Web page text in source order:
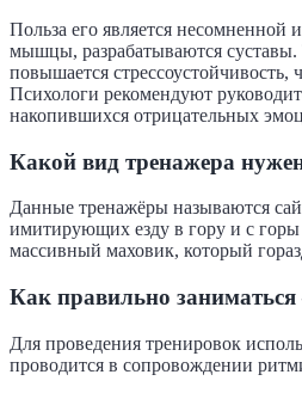
Польза его является несомненной
мышцы, разрабатываются суставы.
повышается
Психологи рекомендуют
накопившихся отрицательных
Какой вид тренажера
Данные тренажёры называются
имитирующих езду в гору и с
массивный маховик, который
Как правильно
Для проведения тренировок
проводится в сопровождении